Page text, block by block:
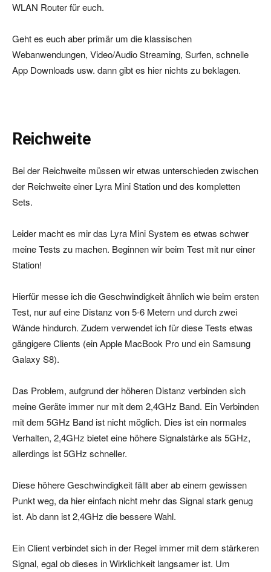
WLAN Router für euch.
Geht es euch aber primär um die klassischen
Webanwendungen, Video/Audio Streaming, Surfen, schnelle
App Downloads usw. dann gibt es hier nichts zu beklagen.
Reichweite
Bei der Reichweite müssen wir etwas unterschieden zwischen
der Reichweite einer Lyra Mini Station und des kompletten
Sets.
Leider macht es mir das Lyra Mini System es etwas schwer
meine Tests zu machen. Beginnen wir beim Test mit nur einer
Station!
Hierfür messe ich die Geschwindigkeit ähnlich wie beim ersten
Test, nur auf eine Distanz von 5-6 Metern und durch zwei
Wände hindurch. Zudem verwendet ich für diese Tests etwas
gängigere Clients (ein Apple MacBook Pro und ein Samsung
Galaxy S8).
Das Problem, aufgrund der höheren Distanz verbinden sich
meine Geräte immer nur mit dem 2,4GHz Band. Ein Verbinden
mit dem 5GHz Band ist nicht möglich. Dies ist ein normales
Verhalten, 2,4GHz bietet eine höhere Signalstärke als 5GHz,
allerdings ist 5GHz schneller.
Diese höhere Geschwindigkeit fällt aber ab einem gewissen
Punkt weg, da hier einfach nicht mehr das Signal stark genug
ist. Ab dann ist 2,4GHz die bessere Wahl.
Ein Client verbindet sich in der Regel immer mit dem stärkeren
Signal, egal ob dieses in Wirklichkeit langsamer ist. Um